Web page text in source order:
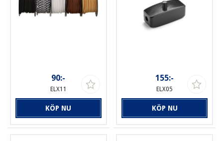
90:-
ELX11
KÖP NU
155:-
ELX05
KÖP NU